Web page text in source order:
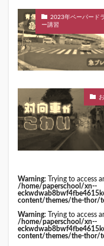
2023年ペーパード
ー講習
Warning: Trying to access
/home/paperschool/xn--
content/themes/the-thor/
Warning: Trying to access
/home/paperschool/xn--
content/themes/the-thor/